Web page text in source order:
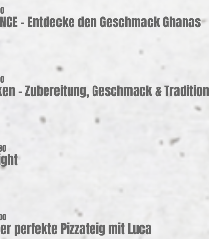
– Entdecke den Geschmack Ghanas
– Zubereitung, Geschmack & Tradition
perfekte Pizzateig mit Luca